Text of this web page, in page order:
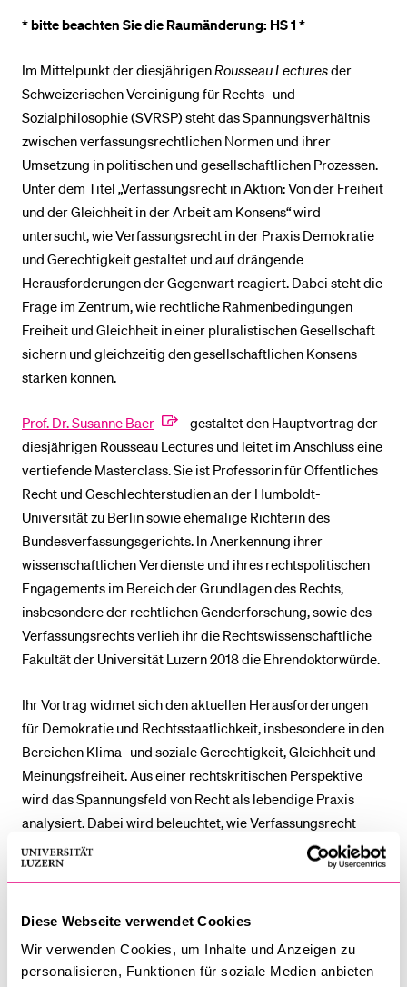
Diese Webseite verwendet Cookies
Wir verwenden Cookies, um Inhalte und Anzeigen zu
personalisieren, Funktionen für soziale Medien anbieten
* bitte beachten Sie die Raumänderung: HS 1 *
Im Mittelpunkt der diesjährigenRousseau Lecturesder
Schweizerischen Vereinigung für Rechts- und
Sozialphilosophie (SVRSP) steht das Spannungsverhältnis
zwischen verfassungsrechtlichen Normen und ihrer
Umsetzung in politischen und gesellschaftlichen Prozessen.
Unter dem Titel „Verfassungsrecht in Aktion: Von der Freiheit
und der Gleichheit in der Arbeit am Konsens“ wird
untersucht, wie Verfassungsrecht in der Praxis Demokratie
und Gerechtigkeit gestaltet und auf drängende
Herausforderungen der Gegenwart reagiert. Dabei steht die
Frage im Zentrum, wie rechtliche Rahmenbedingungen
Freiheit und Gleichheit in einer pluralistischen Gesellschaft
sichern und gleichzeitig den gesellschaftlichen Konsens
stärken können.
Prof. Dr. Susanne Baer
gestaltet den Hauptvortrag der
diesjährigen Rousseau Lectures und leitet im Anschluss eine
vertiefende Masterclass. Sie ist Professorin für Öffentliches
Recht und Geschlechterstudien an der Humboldt-
Universität zu Berlin sowie ehemalige Richterin des
Bundesverfassungsgerichts. In Anerkennung ihrer
wissenschaftlichen Verdienste und ihres rechtspolitischen
Engagements im Bereich der Grundlagen des Rechts,
insbesondere der rechtlichen Genderforschung, sowie des
Verfassungsrechts verlieh ihr die Rechtswissenschaftliche
Fakultät der Universität Luzern 2018 die Ehrendoktorwürde.
Ihr Vortrag widmet sich den aktuellen Herausforderungen
für Demokratie und Rechtsstaatlichkeit, insbesondere in den
Bereichen Klima- und soziale Gerechtigkeit, Gleichheit und
Meinungsfreiheit. Aus einer rechtskritischen Perspektive
wird das Spannungsfeld von Recht als lebendige Praxis
analysiert. Dabei wird beleuchtet, wie Verfassungsrecht
nicht nur als normativer Rahmen, sondern auch als
dynamisches Instrument gesellschaftlicher
liegt auf der Frage, wie durch rechtliche Mechanismen ein
inklusiver Konsens in einer zunehmend polarisierten Welt
erreicht werden kann.